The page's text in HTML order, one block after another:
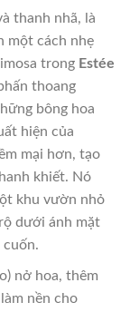
thanh nhã, là
một cách nhẹ
trong Estée
thoang
bông hoa
hiện của
mại hơn, tạo
khiết. Nó
khu vườn nhỏ
dưới ánh mặt
nở hoa, thêm
nền cho